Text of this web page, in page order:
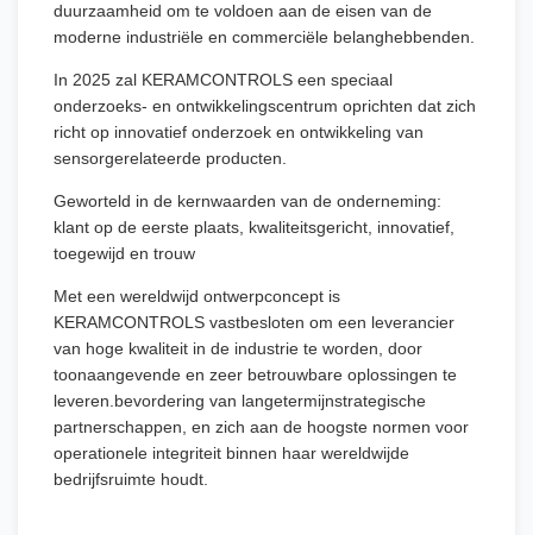
duurzaamheid om te voldoen aan de eisen van de
moderne industriële en commerciële belanghebbenden.
In 2025 zal KERAMCONTROLS een speciaal
onderzoeks- en ontwikkelingscentrum oprichten dat zich
richt op innovatief onderzoek en ontwikkeling van
sensorgerelateerde producten.
Geworteld in de kernwaarden van de onderneming:
klant op de eerste plaats, kwaliteitsgericht, innovatief,
toegewijd en trouw
Met een wereldwijd ontwerpconcept is
KERAMCONTROLS vastbesloten om een leverancier
van hoge kwaliteit in de industrie te worden, door
toonaangevende en zeer betrouwbare oplossingen te
leveren.bevordering van langetermijnstrategische
partnerschappen, en zich aan de hoogste normen voor
operationele integriteit binnen haar wereldwijde
bedrijfsruimte houdt.